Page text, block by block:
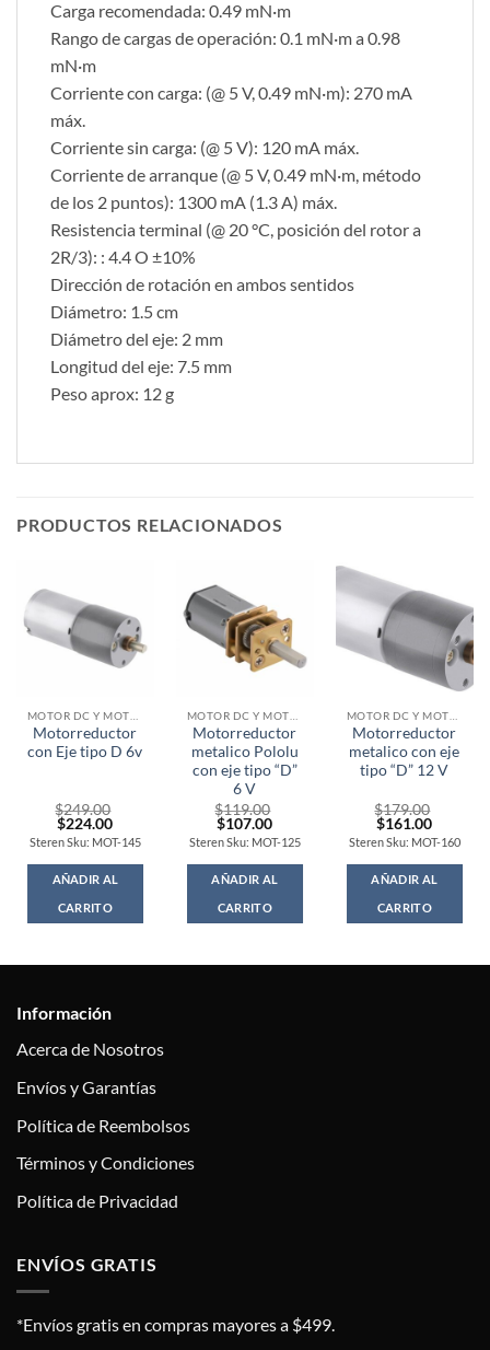
Carga recomendada: 0.49 mN·m
Rango de cargas de operación: 0.1 mN·m a 0.98
mN·m
Corriente con carga: (@ 5 V, 0.49 mN·m): 270 mA
máx.
Corriente sin carga: (@ 5 V): 120 mA máx.
Corriente de arranque (@ 5 V, 0.49 mN·m, método
de los 2 puntos): 1300 mA (1.3 A) máx.
Resistencia terminal (@ 20 °C, posición del rotor a
2R/3): : 4.4 O ±10%
Dirección de rotación en ambos sentidos
Diámetro: 1.5 cm
Diámetro del eje: 2 mm
Longitud del eje: 7.5 mm
Peso aprox: 12 g
PRODUCTOS RELACIONADOS
Motorreductor
con Eje tipo D 6v
$249.00
Original
price
was:
$249.00.
$224.00Current
price
is:
$224.00.
Steren Sku: MOT-145
AÑADIR AL
CARRITO
Motorreductor
metalico Pololu
con eje tipo “D”
6 V
$119.00
Original
price
was:
$119.00.
$107.00Current
price
is:
$107.00.
Steren Sku: MOT-125
AÑADIR AL
CARRITO
Motorreductor
metalico con eje
tipo “D” 12 V
$179.00
Original
price
was:
$179.00.
$161.00Current
price
is:
$161.00.
Steren Sku: MOT-160
AÑADIR AL
CARRITO
Información
Acerca de Nosotros
Envíos y Garantías
Política de Reembolsos
Términos y Condiciones
Política de Privacidad
ENVÍOS GRATIS
*Envíos gratis en compras mayores a $499.